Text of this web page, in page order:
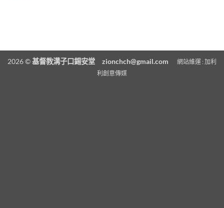
2026 ©基督教溝子口錫安堂 zionchch@gmail.com 網站維運 : 加利
利創意傳媒